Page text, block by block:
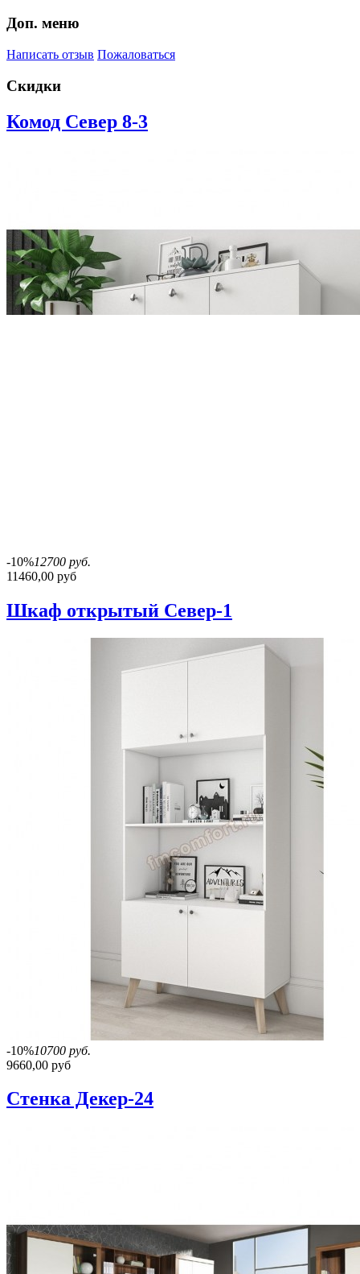
Доп. меню
Написать отзыв Пожаловаться
Скидки
Комод Север 8-3
-10%12700 руб.
11460,00 руб
Шкаф открытый Север-1
-10%10700 руб.
9660,00 руб
Стенка Декер-24